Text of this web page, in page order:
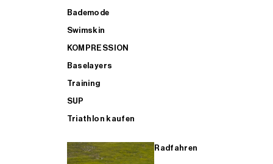
Bademode
Swimskin
KOMPRESSION
Baselayers
Training
SUP
Triathlon kaufen
Radfahren